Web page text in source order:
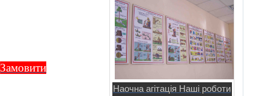
Наочна агітація Наші роботи
Замовити